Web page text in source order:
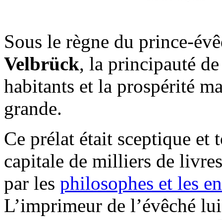
Sous le règne du prince-
Velbrück, la principauté
habitants et la prospérité
grande.
Ce prélat était sceptique et
capitale de milliers de
par les philosophes et les
L’imprimeur de l’évêché